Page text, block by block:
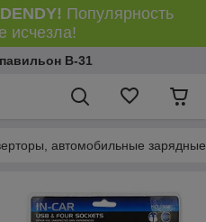
Популярность
исчезла!
В-31
автомобильные зарядные